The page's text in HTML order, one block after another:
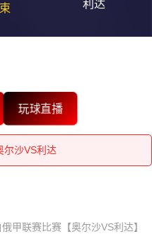
利达
玩球直播
尔沙VS利达
沙VS利达
尔沙VS利达
甲联赛比赛【奥尔沙VS利达】